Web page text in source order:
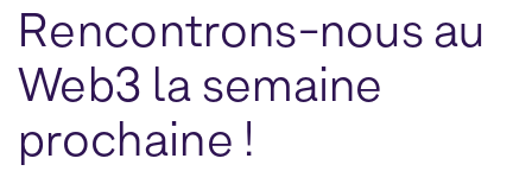
Rencontrons-nous au
Web3 la semaine
prochaine !